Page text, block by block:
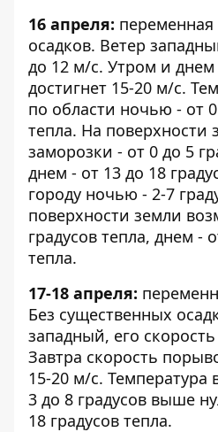
16 апреля: переменная
осадков. Ветер
до 12 м/с. Утром и
достигнет 15-20 м/с.
по области ночью - от
тепла. На поверхности
заморозки - от 0 до 5
днем - от 13 до 18
городу ночью - 2-7
поверхности земли
градусов тепла, днем -
тепла.
17-18 апреля:
Без существенных
западный, его
Завтра скорость
15-20 м/с. Температура
3 до 8 градусов выше
18 градусов тепла.